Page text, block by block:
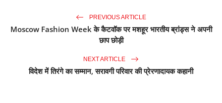
PREVIOUS ARTICLE
Moscow Fashion Week के कैटवॉक पर मशहूर भारतीय ब्रांड्स ने अपनी
छाप छोड़ी
NEXT ARTICLE
विदेश में तिरंगे का सम्मान, सरावगी परिवार की प्रेरणादायक कहानी